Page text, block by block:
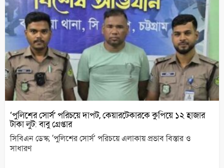
‘পুলিশের সোর্স’ পরিচয়ে দাপট, কেয়ারটেকারকে কুপিয়ে ১২ হাজার
টাকা লুট: বাবু গ্রেপ্তার
সিবিএন ডেস্ক; ‘পুলিশের সোর্স’ পরিচয়ে এলাকায় প্রভাব বিস্তার ও
সাধারণ